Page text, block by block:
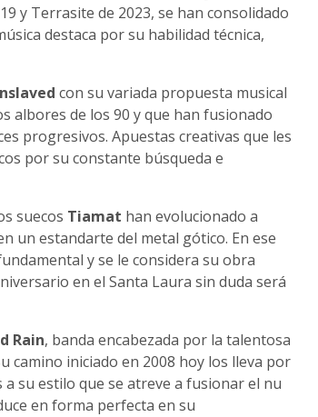
y Terrasite de 2023, se han consolidado
destaca por su habilidad técnica,
con su variada propuesta musical
albores de los 90 y que han fusionado
progresivos. Apuestas creativas que les
por su constante búsqueda e
suecos Tiamat han evolucionado a
un estandarte del metal gótico. En ese
y se le considera su obra
en el Santa Laura sin duda será
Rain, banda encabezada por la talentosa
camino iniciado en 2008 hoy los lleva por
su estilo que se atreve a fusionar el nu
en forma perfecta en su